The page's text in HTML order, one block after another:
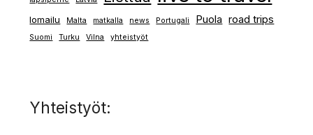
lomailu Malta matkalla news Portugali Puola road trips
Suomi Turku Vilna yhteistyöt
Yhteistyöt: